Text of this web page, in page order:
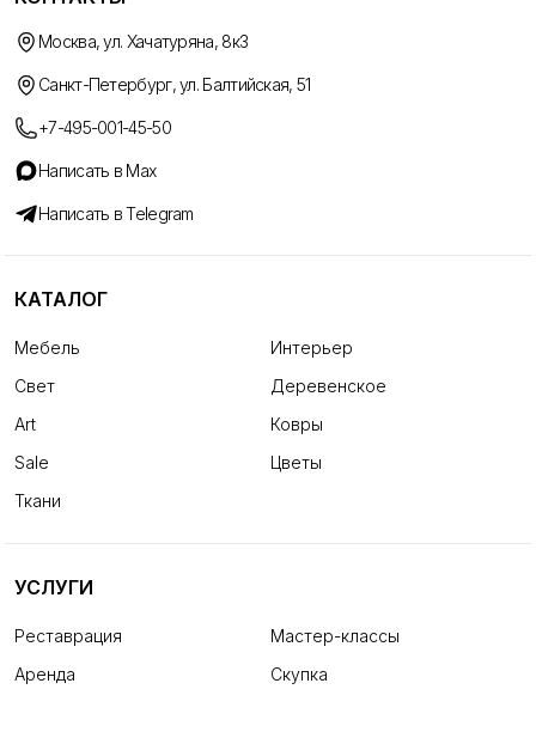
Москва, ул. Хачатуряна, 8к3
Санкт-Петербург, ул. Балтийская, 51
+7-495-001-45-50
Написать в Max
Написать в Telegram
КАТАЛОГ
Мебель
Интерьер
Свет
Деревенское
Art
Ковры
Sale
Цветы
Ткани
УСЛУГИ
Реставрация
Мастер-классы
Аренда
Скупка